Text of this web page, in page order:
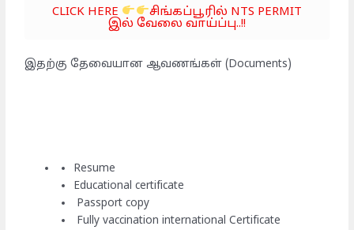
CLICK HERE சிங்கப்பூரில் NTS PERMIT
இல் வேலை வாய்ப்பு..!!
இதற்கு தேவையான ஆவணங்கள் (Documents)
Resume
Educational certificate
Passport copy
Fully vaccination international Certificate